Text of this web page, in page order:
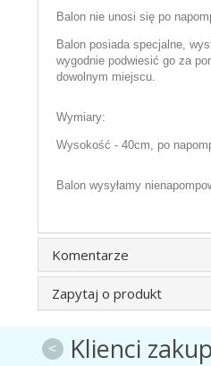
Balon nie unosi się po
Balon posiada specjalne,
wygodnie podwiesić go za
dowolnym miejscu.
Wymiary:
Wysokość - 40cm, po
Balon wysyłamy
Komentarze
Zapytaj o produkt
Klienci
<